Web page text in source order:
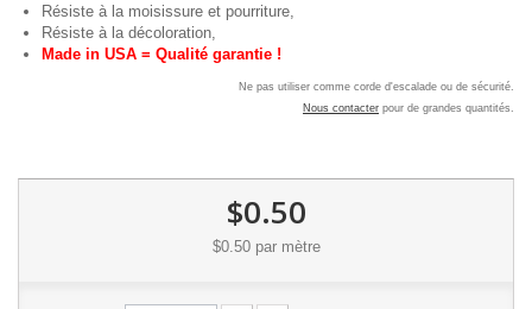
Résiste à la moisissure et pourriture,
Résiste à la décoloration,
Made in USA = Qualité garantie !
Ne pas utiliser comme corde d'escalade ou de sécurité.
Nous contacter pour de grandes quantités.
$0.50
$0.50par mètre